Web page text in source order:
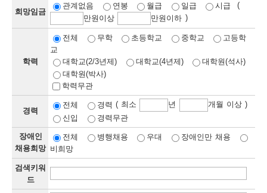
보
보
련
정
우
미
내
희망임금
관계없음 연봉 월급 일급 시급
(
만원이상 만원이하 )
학력
전체 무학 초등학교 중학교
고등학
교
대학교(2/3년제)
대학교(4년제)
대학원(석사)
대학원(박사)
학력무관
경력
전체 경력 ( 최소 년
개월 이상 )
신입
경력무관
장애인
채용희망
전체 병행채용 우대
장애인만 채용
비희망
검색키워
드
용
보